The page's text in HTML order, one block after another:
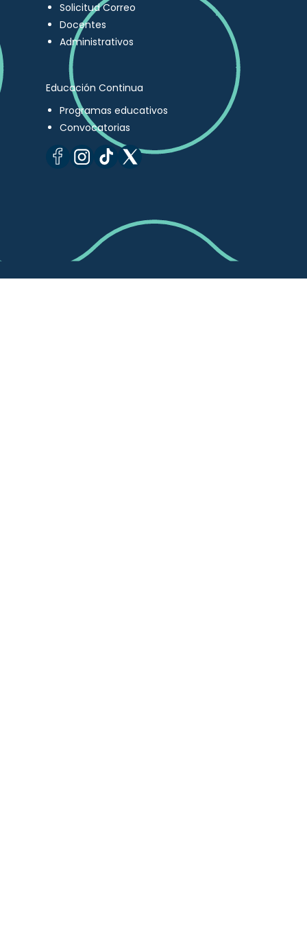
Solicitud Correo
Docentes
Administrativos
Educación Continua
Programas educativos
Convocatorias